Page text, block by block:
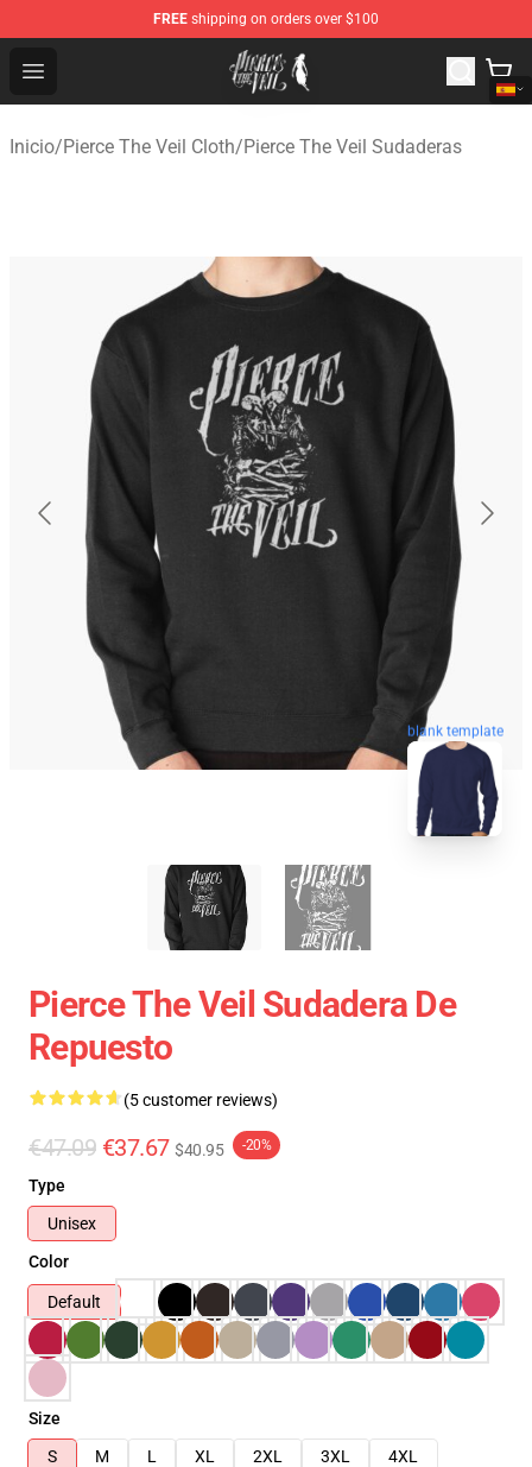
FREE shipping on orders over $100
Open menu
Pierce The Veil Store - Official Pierce The Veil
Inicio/Pierce The Veil Cloth/Pierce The Veil Sudaderas
blank template
Pierce The Veil Sudadera De
Repuesto
(5 customer reviews)
€47.09 €37.67 $40.95 -20%
Type
Unisex
Color
Default
Size
S
M L XL 2XL 3XL
4XL